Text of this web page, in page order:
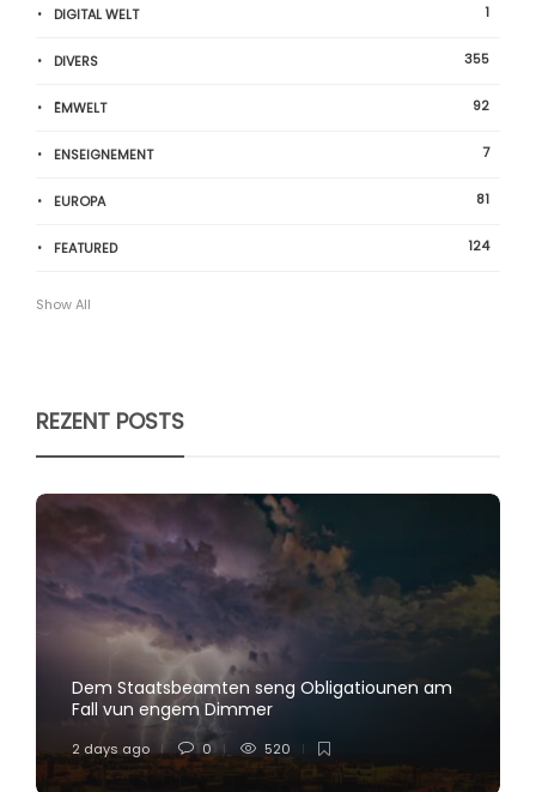
DIGITAL WELT 1
DIVERS 355
ËMWELT 92
ENSEIGNEMENT 7
EUROPA 81
FEATURED 124
Show All
REZENT POSTS
Dem Staatsbeamten seng Obligatiounen am
Fall vun engem Dimmer
2 days ago 0 520